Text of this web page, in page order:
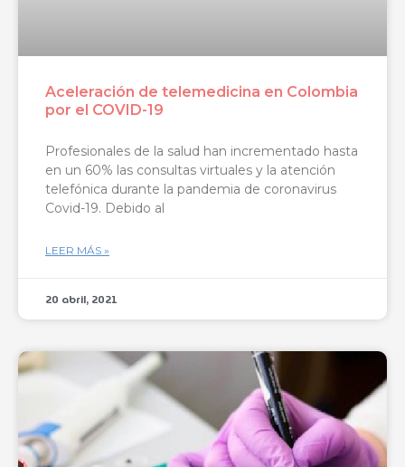
Aceleración de telemedicina en Colombia
por el COVID-19
Profesionales de la salud han incrementado hasta
en un 60% las consultas virtuales y la atención
telefónica durante la pandemia de coronavirus
Covid-19. Debido al
LEER MÁS »
20 abril, 2021